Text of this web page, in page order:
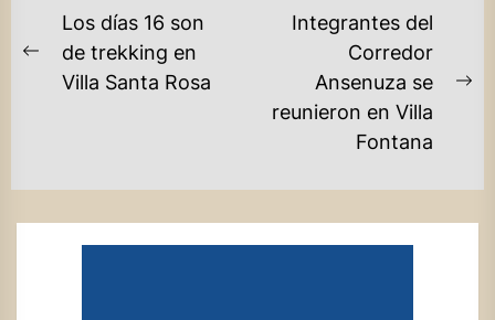
NAVEGACIÓN
DE
ENTRADAS
Previous
post:
Los días 16 son
de trekking en
Villa Santa Rosa
Integrantes del
Corredor
Ansenuza se
reunieron en Villa
Fontana